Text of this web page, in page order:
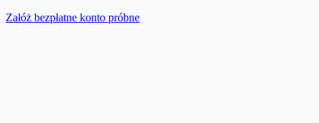
Załóż bezpłatne konto próbne